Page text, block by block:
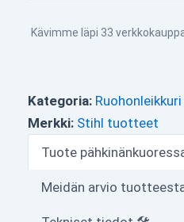
Kävimme läpi 33
Kategoria:
Merkki: Stihl tuotteet
Tuote
Meidän arvio